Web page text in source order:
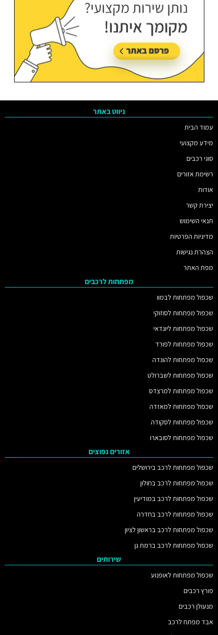
ניווט באתר
עמוד הבית
מידע מקצועי
סוגי רכבים
רשימת אזורים
אודות
יצירת קשר
תנאי השימוש
מדיניות הפרטיות
הצהרת נגישות
מפת האתר
מפתחות לרכבים
שכפול מפתחות לבמוו
שכפול מפתחות לסוזוקי
שכפול מפתחות ליונדאי
שכפול מפתחות לפורד
שכפול מפתחות להונדה
שכפול מפתחות לשברולט
שכפול מפתחות למרצדס
שכפול מפתחות למאזדה
שכפול מפתחות לסקודה
שכפול מפתחות לסובארו
אזורים נפוצים
שכפול מפתחות לרכב בירושלים
שכפול מפתחות לרכב בחולון
שכפול מפתחות לרכב במודיעין
שכפול מפתחות לרכב בחדרה
שכפול מפתחות לרכב בראשון לציון
שכפול מפתחות לרכב ברמת גן
שירותים
שכפול מפתחות לאופנוע
פורץ רכבים
מנעולן רכבים
אבד מפתח לרכב